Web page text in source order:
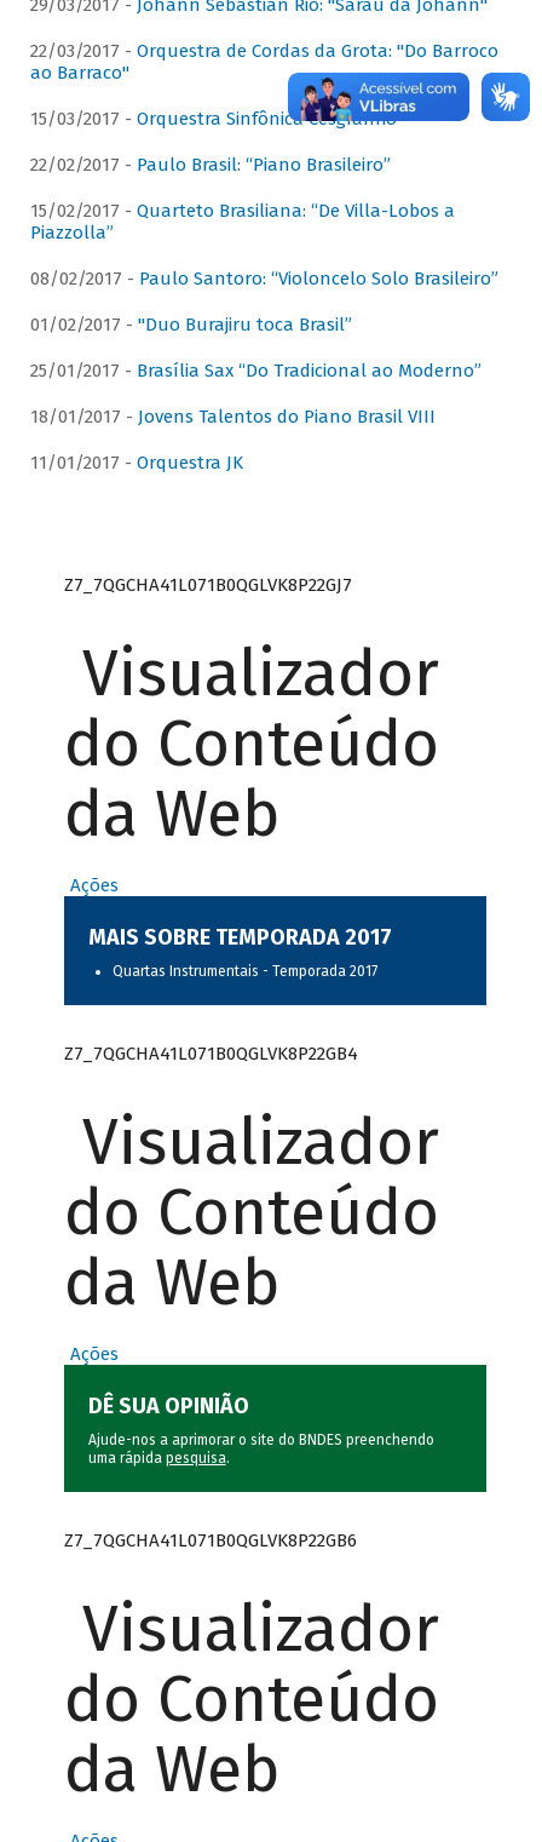
29/03/2017 - Johann Sebastian Rio: "Sarau da Johann"
22/03/2017 - Orquestra de Cordas da Grota: "Do Barroco
ao Barraco"
15/03/2017 - Orquestra Sinfônica Cesgranrio
22/02/2017 - Paulo Brasil: “Piano Brasileiro”
15/02/2017 - Quarteto Brasiliana: “De Villa-Lobos a
Piazzolla”
08/02/2017 - Paulo Santoro: “Violoncelo Solo Brasileiro”
01/02/2017 - "Duo Burajiru toca Brasil”
25/01/2017 - Brasília Sax “Do Tradicional ao Moderno”
18/01/2017 - Jovens Talentos do Piano Brasil VIII
11/01/2017 - Orquestra JK
Z7_7QGCHA41L071B0QGLVK8P22GJ7
Visualizador
do Conteúdo
da Web
Ações
MAIS SOBRE TEMPORADA 2017
Quartas Instrumentais - Temporada 2017
Z7_7QGCHA41L071B0QGLVK8P22GB4
Visualizador
do Conteúdo
da Web
Ações
DÊ SUA OPINIÃO
Ajude-nos a aprimorar o site do BNDES preenchendo
uma rápida pesquisa.
Z7_7QGCHA41L071B0QGLVK8P22GB6
Visualizador
do Conteúdo
da Web